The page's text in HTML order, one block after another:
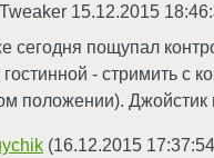
15.12.2015
сегодня пощупал
гостинной - стримить с
положении).
(16.12.2015